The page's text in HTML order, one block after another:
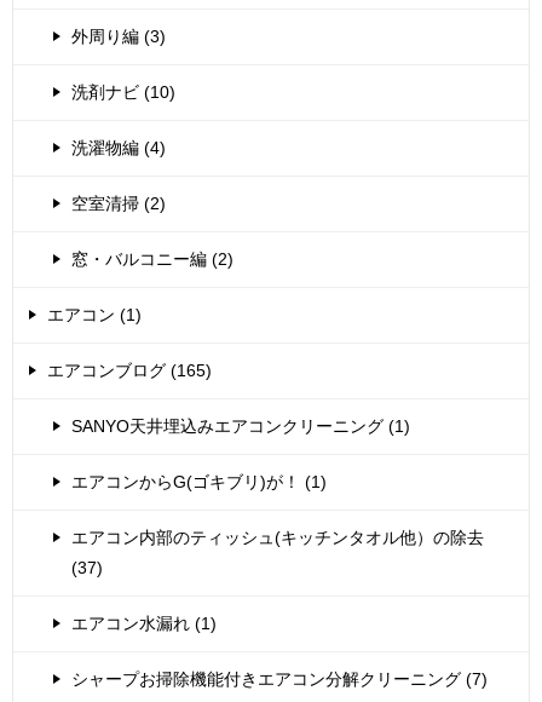
外周り編 (3)
洗剤ナビ (10)
洗濯物編 (4)
空室清掃 (2)
窓・バルコニー編 (2)
エアコン (1)
エアコンブログ (165)
SANYO天井埋込みエアコンクリーニング (1)
エアコンからG(ゴキブリ)が！ (1)
エアコン内部のティッシュ(キッチンタオル他）の除去
(37)
エアコン水漏れ (1)
シャープお掃除機能付きエアコン分解クリーニング (7)